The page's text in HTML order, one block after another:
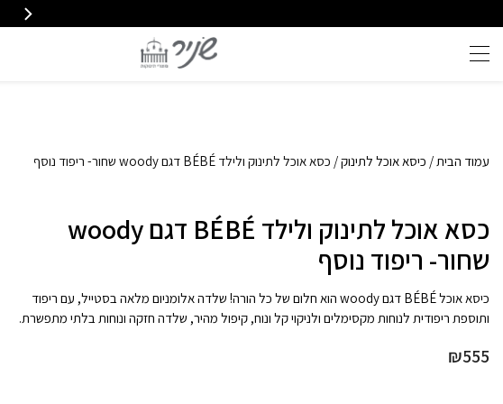
עמוד הבית/ כיסא אוכל לתינוק/ כסא אוכל לתינוק ולילד BÉBÉ דגם woody שחור- ריפוד נוסף
כסא אוכל לתינוק ולילד BÉBÉ דגם woody
שחור- ריפוד נוסף
כיסא אוכל BÉBÉ דגם woody הוא חלום של כל הורה! שלדה אלומניום מלאה בסטייל, עם ריפוד
ותוספת ריפודית לנוחות מקסימלים ולניקוי קל ונוח, קיפול מהיר, שלדה חזקה ונוחות בלתי מתפשרת.
₪555